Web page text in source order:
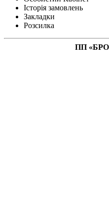
Історія замовлень
Закладки
Розсилка
ПП